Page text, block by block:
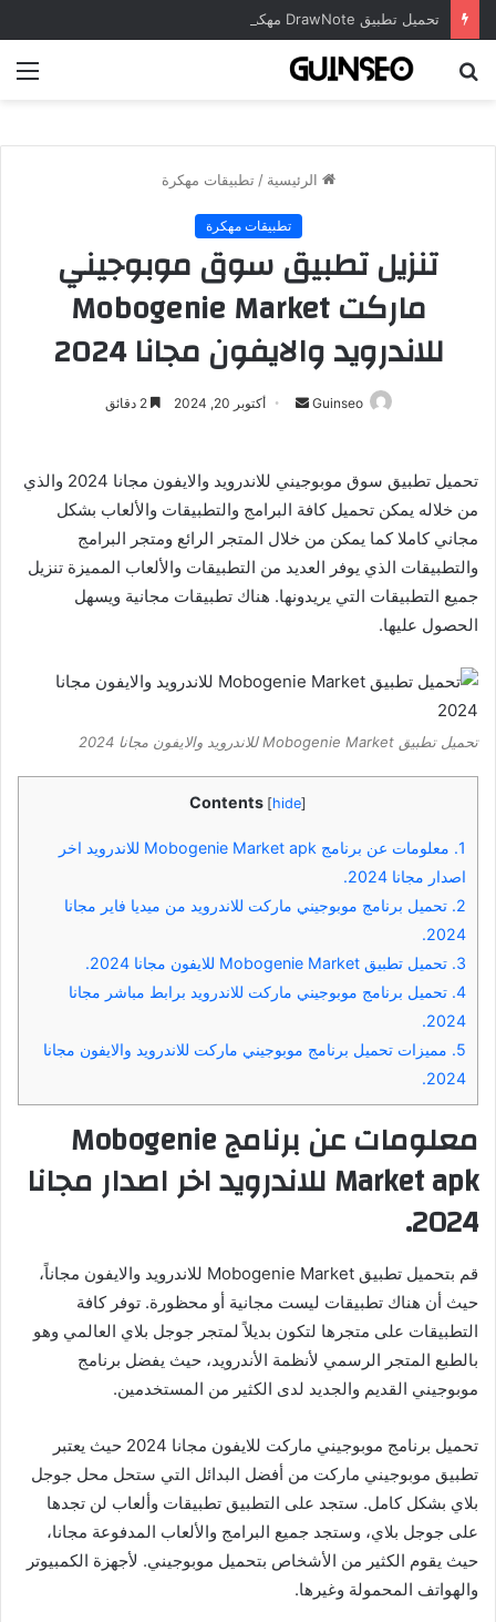
الرئيسية / تطبيقات مهكرة
تطبيقات مهكرة
تنزيل تطبيق سوق موبوجيني
ماركت Mobogenie Market
للاندرويد والايفون مجانا 2024
Guinseo
أرسلأكتوبر 20, 2024 2 دقائق
تحميل تطبيق سوق موبوجيني للاندرويد والايفون مجانا 2024 والذي
من خلاله يمكن تحميل كافة البرامج والتطبيقات والألعاب بشكل
مجاني كاملا كما يمكن من خلال المتجر الرائع ومتجر البرامج
والتطبيقات الذي يوفر العديد من التطبيقات والألعاب المميزة تنزيل
جميع التطبيقات التي يريدونها. هناك تطبيقات مجانية ويسهل
الحصول عليها.
تحميل تطبيق Mobogenie Market للاندرويد والايفون مجانا 2024
Contents [hide]
1.
معلومات عن برنامج Mobogenie Market apk للاندرويد اخر
اصدار مجانا 2024.
2. تحميل برنامج موبوجيني ماركت للاندرويد من ميديا ​​فاير مجانا
2024.
3. تحميل تطبيق Mobogenie Market للايفون مجانا 2024.
4. تحميل برنامج موبوجيني ماركت للاندرويد برابط مباشر مجانا
2024.
5. مميزات تحميل برنامج موبوجيني ماركت للاندرويد والايفون مجانا
2024.
معلومات عن برنامج Mobogenie
Market apk للاندرويد اخر اصدار مجانا
2024.
قم بتحميل تطبيق Mobogenie Market للاندرويد والايفون مجاناً،
حيث أن هناك تطبيقات ليست مجانية أو محظورة. توفر كافة
التطبيقات على متجرها لتكون بديلاً لمتجر جوجل بلاي العالمي وهو
بالطبع المتجر الرسمي لأنظمة الأندرويد، حيث يفضل برنامج
موبوجيني القديم والجديد لدى الكثير من المستخدمين.
تحميل برنامج موبوجيني ماركت للايفون مجانا 2024 حيث يعتبر
تطبيق موبوجيني ماركت من أفضل البدائل التي ستحل محل جوجل
بلاي بشكل كامل. ستجد على التطبيق تطبيقات وألعاب لن تجدها
على جوجل بلاي، وستجد جميع البرامج والألعاب المدفوعة مجانا،
حيث يقوم الكثير من الأشخاص بتحميل موبوجيني. لأجهزة الكمبيوتر
والهواتف المحمولة وغيرها.